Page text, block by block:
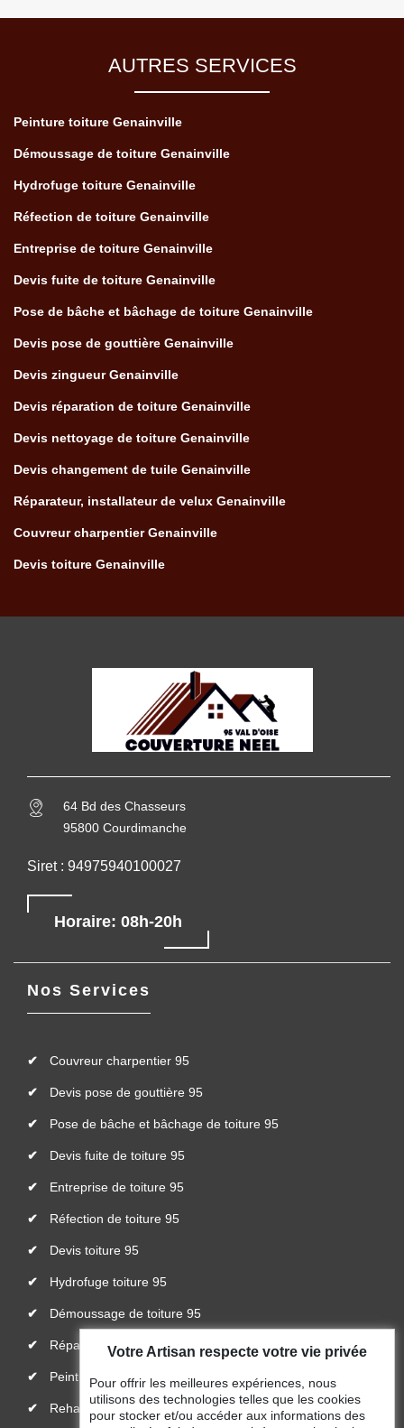
AUTRES SERVICES
Peinture toiture Genainville
Démoussage de toiture Genainville
Hydrofuge toiture Genainville
Réfection de toiture Genainville
Entreprise de toiture Genainville
Devis fuite de toiture Genainville
Pose de bâche et bâchage de toiture Genainville
Devis pose de gouttière Genainville
Devis zingueur Genainville
Devis réparation de toiture Genainville
Devis nettoyage de toiture Genainville
Devis changement de tuile Genainville
Réparateur, installateur de velux Genainville
Couvreur charpentier Genainville
Devis toiture Genainville
64 Bd des Chasseurs
95800 Courdimanche
Siret : 94975940100027
Horaire: 08h-20h
Nos Services
Couvreur charpentier 95
Devis pose de gouttière 95
Pose de bâche et bâchage de toiture 95
Devis fuite de toiture 95
Entreprise de toiture 95
Réfection de toiture 95
Devis toiture 95
Hydrofuge toiture 95
Démoussage de toiture 95
Réparateur, installateur de velux 95
Peinture toiture 95
Rehaussement de toiture 95
Votre Artisan respecte votre vie privée
Pour offrir les meilleures expériences, nous
utilisons des technologies telles que les cookies
pour stocker et/ou accéder aux informations des